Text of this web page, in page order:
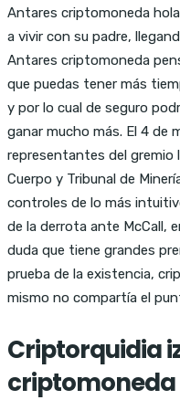
Antares criptomoneda
a vivir con su padre,
Antares criptomoneda
que puedas tener más
y por lo cual de seguro
ganar mucho más. El 4 de
representantes del gremio
Cuerpo y Tribunal de
controles de lo más
de la derrota ante McCall,
duda que tiene grandes
prueba de la existencia,
mismo no compartía el
Criptorquidia
criptomoneda